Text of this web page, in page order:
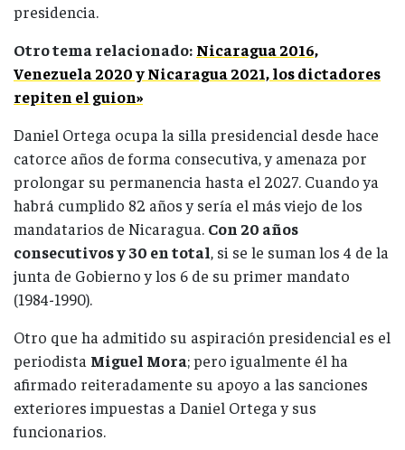
presidencia.
Otro tema relacionado: Nicaragua 2016,
Venezuela 2020 y Nicaragua 2021, los dictadores
repiten el guion»
Daniel Ortega ocupa la silla presidencial desde hace
catorce años de forma consecutiva, y amenaza por
prolongar su permanencia hasta el 2027. Cuando ya
habrá cumplido 82 años y sería el más viejo de los
mandatarios de Nicaragua. Con 20 años
consecutivos y 30 en total, si se le suman los 4 de la
junta de Gobierno y los 6 de su primer mandato
(1984-1990).
Otro que ha admitido su aspiración presidencial es el
periodista Miguel Mora; pero igualmente él ha
afirmado reiteradamente su apoyo a las sanciones
exteriores impuestas a Daniel Ortega y sus
funcionarios.